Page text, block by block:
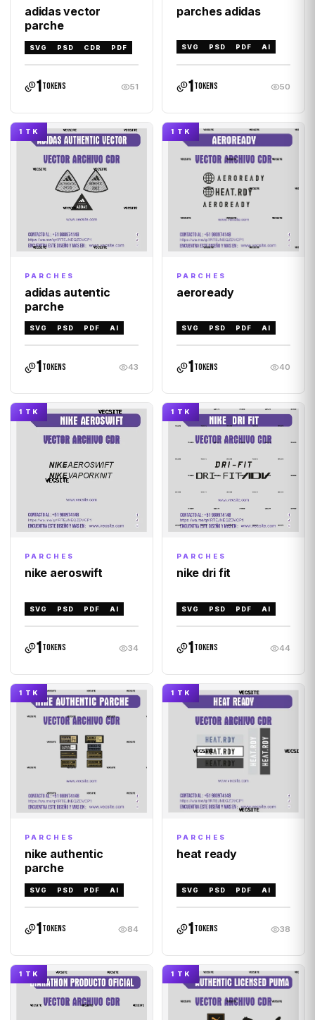
adidas vector
parche
SVG PSD CDR PDF
1tokens 51
parches adidas
SVG PSD PDF AI
1tokens 50
1 TK
PARCHES
adidas autentic
parche
SVG PSD PDF AI
1tokens 43
1 TK
PARCHES
aeroready
SVG PSD PDF AI
1tokens 40
1 TK
PARCHES
nike aeroswift
SVG PSD PDF AI
1tokens 34
1 TK
PARCHES
nike dri fit
SVG PSD PDF AI
1tokens 44
1 TK
PARCHES
nike authentic
parche
SVG PSD PDF AI
1tokens 84
1 TK
PARCHES
heat ready
SVG PSD PDF AI
1tokens 38
1 TK 1 TK